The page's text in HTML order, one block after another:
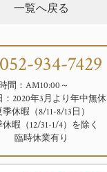
一覧へ戻る
052-934-7429
時間：AM10:00～
：2020年3月より年中無休
休暇（8/11-8/13日）
暇（12/31-1/4）を除く
臨時休業有り